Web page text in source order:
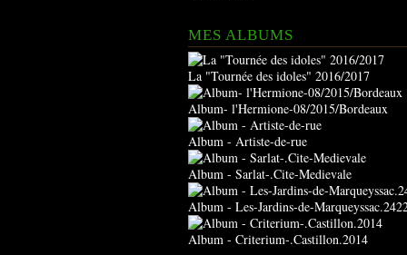
MES ALBUMS
La "Tournée des idoles" 2016/2017
Album- l'Hermione-08/2015/Bordeaux
Album - Artiste-de-rue
Album - Sarlat-.Cite-Medievale
Album - Les-Jardins-de-
Album - Criterium-.Castillon.2014